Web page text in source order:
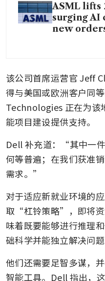
ASML lifts
surging AI
new
该公司首席运营官 Jeff
得与美国或欧洲客户同
Technologies 正在为该
能项目建设提供支持。
Dell 补充道：“其中一
何等普遍；在我们获准
需求。”
对于适应新就业环境的
取“杠铃策略”，即将资
味着既要能够进行推理
础科学并能独立解决问题
他们还需要足智多谋，
智能工具。Dell 指出，